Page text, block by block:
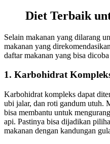
Diet Terbaik
Selain makanan yang dilarang
makanan yang
daftar makanan yang bisa
1. Karbohidrat
Karbohidrat kompleks dapat
ubi jalar, dan roti gandum utuh.
bisa membantu untuk
api. Pastinya bisa dijadikan
makanan dengan kandungan